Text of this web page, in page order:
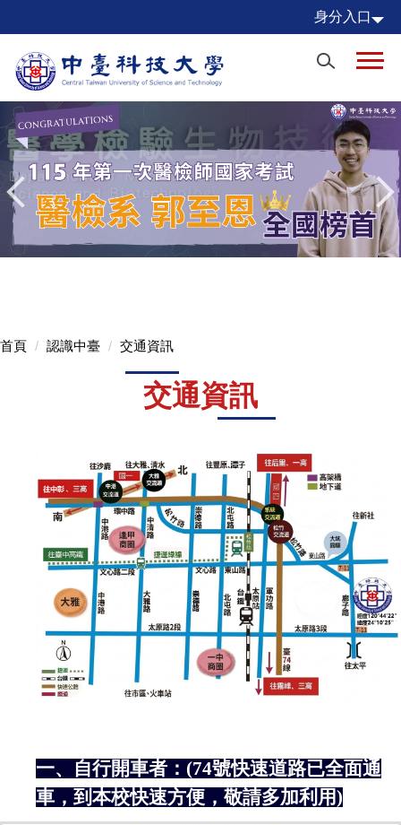
到
要
容
區
身分入口
首頁 認識中臺 交通資訊
交通資訊
一、自行開車者： (74號快速道路已全面通
車，到本校快速方便，敬請多加利用)